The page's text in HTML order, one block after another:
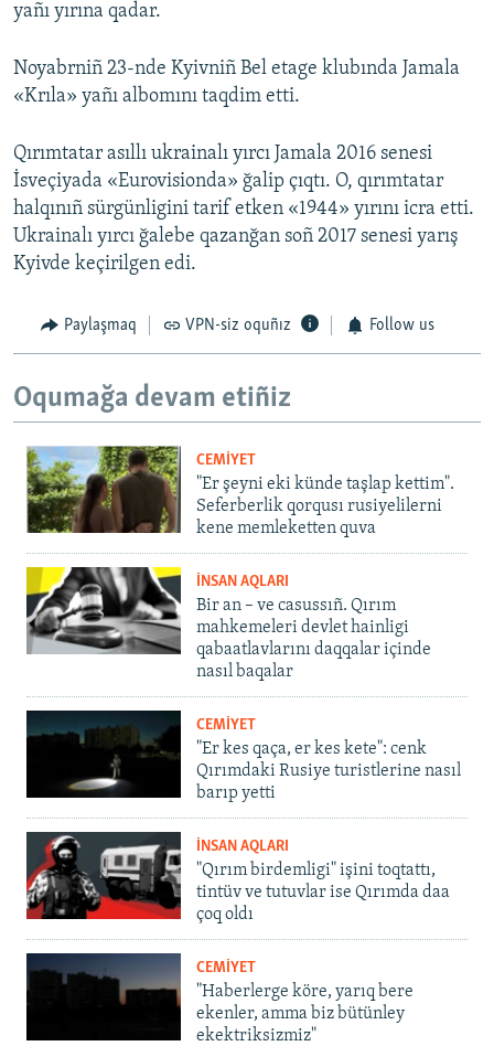
yañı yırına qadar.
Noyabrniñ 23-nde Kyivniñ Bel etage klubında Jamala
«Krıla» yañı albomını taqdim etti.
Qırımtatar asıllı ukrainalı yırcı Jamala 2016 senesi
İsveçiyada «Eurovisionda» ğalip çıqtı. O, qırımtatar
halqınıñ sürgünligini tarif etken «1944» yırını icra etti.
Ukrainalı yırcı ğalebe qazanğan soñ 2017 senesi yarış
Kyivde keçirilgen edi.
Paylaşmaq VPN-siz oquñız Follow us
Oqumağa devam etiñiz
CEMİYET
"Er şeyni eki künde taşlap kettim".
Seferberlik qorqusı rusiyelilerni
kene memleketten quva
İNSAN AQLARI
Bir an – ve casussıñ. Qırım
mahkemeleri devlet hainligi
qabaatlavlarını daqqalar içinde
nasıl baqalar
CEMİYET
"Er kes qaça, er kes kete": cenk
Qırımdaki Rusiye turistlerine nasıl
barıp yetti
İNSAN AQLARI
"Qırım birdemligi" işini toqtattı,
tintüv ve tutuvlar ise Qırımda daa
çoq oldı
CEMİYET
"Haberlerge köre, yarıq bere
ekenler, amma biz bütünley
ekektriksizmiz"